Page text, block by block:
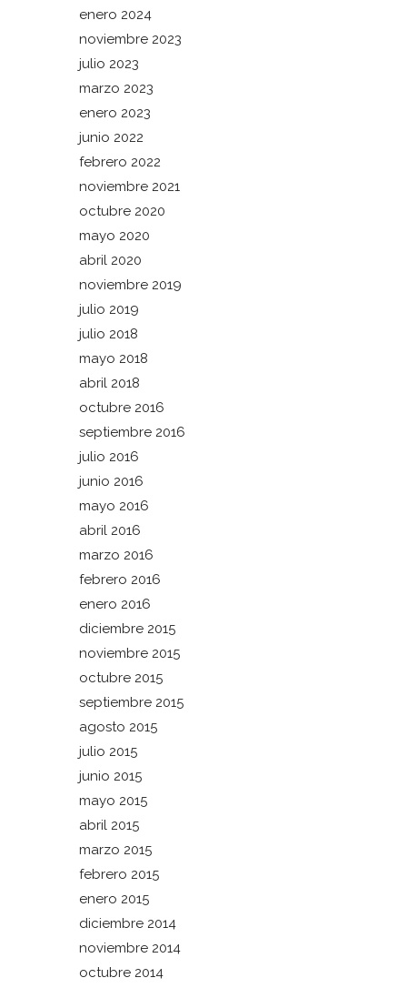
enero 2024
noviembre 2023
julio 2023
marzo 2023
enero 2023
junio 2022
febrero 2022
noviembre 2021
octubre 2020
mayo 2020
abril 2020
noviembre 2019
julio 2019
julio 2018
mayo 2018
abril 2018
octubre 2016
septiembre 2016
julio 2016
junio 2016
mayo 2016
abril 2016
marzo 2016
febrero 2016
enero 2016
diciembre 2015
noviembre 2015
octubre 2015
septiembre 2015
agosto 2015
julio 2015
junio 2015
mayo 2015
abril 2015
marzo 2015
febrero 2015
enero 2015
diciembre 2014
noviembre 2014
octubre 2014